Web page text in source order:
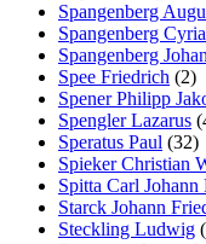
Spangenberg
Spangenberg
Spangenberg
Spee Friedrich (2)
Spener Philipp
Spengler Lazarus
Speratus Paul (32)
Spieker Christian
Spitta Carl Johann
Starck Johann
Steckling Ludwig